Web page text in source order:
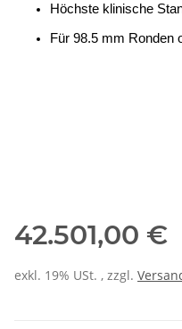
Höchste klinische
Für 98.5 mm Ronden
42.501,00 €
exkl. 19% USt. , zzgl.